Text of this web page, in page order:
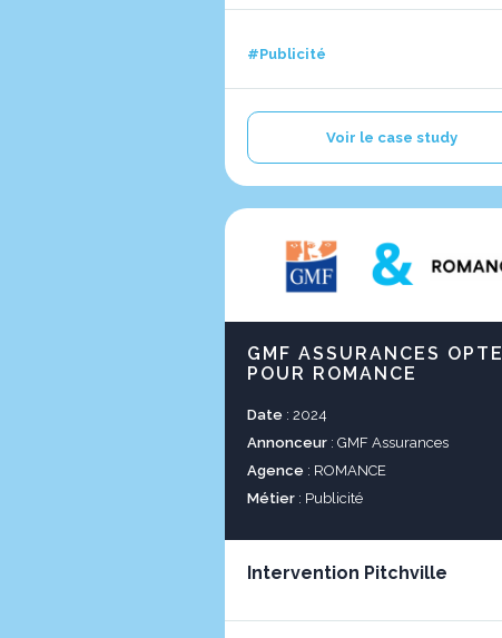
#Publicité
Voir le case study
GMF ASSURANCES OPTE
POUR ROMANCE
Date : 2024
Annonceur : GMF Assurances
Agence : ROMANCE
Métier : Publicité
Intervention Pitchville